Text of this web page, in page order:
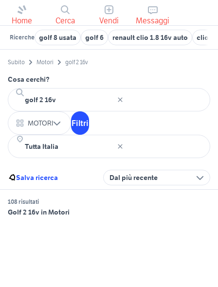
Home Cerca Vendi Messaggi
Ricerche golf 8 usata golf 6 renault clio 1.8 16v auto clio
Subito Motori golf 2 16v
Cosa cerchi?
MOTORI Filtri
Salva ricerca Dal più recente
108 risultati
Golf 2 16v in Motori